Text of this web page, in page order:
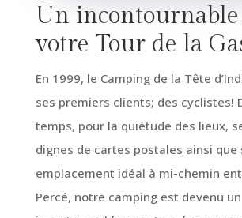
Un incontournable
votre Tour de la
En 1999, le Camping de la Tête
ses premiers clients; des cyclistes!
temps, pour la quiétude des lieux,
dignes de cartes postales ainsi que
emplacement idéal à mi-chemin
Percé, notre camping est devenu un